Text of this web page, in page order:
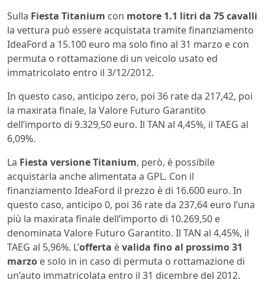
Sulla Fiesta Titanium con motore 1.1 litri da 75 cavalli
la vettura può essere acquistata tramite finanziamento
IdeaFord a 15.100 euro ma solo fino al 31 marzo e con
permuta o rottamazione di un veicolo usato ed
immatricolato entro il 3/12/2012.
In questo caso, anticipo zero, poi 36 rate da 217,42, poi
la maxirata finale, la Valore Futuro Garantito
dell’importo di 9.329,50 euro. Il TAN al 4,45%, il TAEG al
6,09%.
La Fiesta versione Titanium, però, è possibile
acquistarla anche alimentata a GPL. Con il
finanziamento IdeaFord il prezzo è di 16.600 euro. In
questo caso, anticipo 0, poi 36 rate da 237,64 euro l’una
più la maxirata finale dell’importo di 10.269,50 e
denominata Valore Futuro Garantito. Il TAN al 4,45%, il
TAEG al 5,96%. L’offerta èvalida fino al prossimo 31
marzo e solo in in caso di permuta o rottamazione di
un’auto immatricolata entro il 31 dicembre del 2012.